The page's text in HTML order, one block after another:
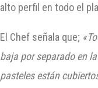
alto perfil en todo el
El Chef señala que;
baja por separado en
pasteles están